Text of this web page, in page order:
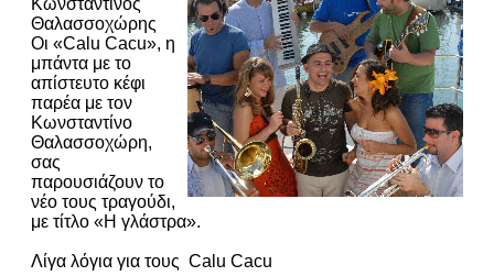
Κωνσταντίνος
Θαλασσοχώρης
Οι «Calu Cacu», η
μπάντα με το
απίστευτο κέφι
παρέα με τον
Κωνσταντίνο
Θαλασσοχώρη,
σας
παρουσιάζουν το
νέο τους τραγούδι,
με τίτλο «Η γλάστρα».
Λίγα λόγια για τους Calu Cacu